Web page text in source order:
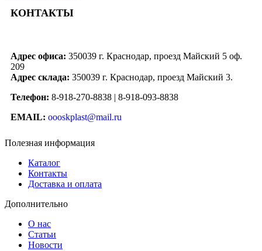
КОНТАКТЫ
Адрес офиса: 350039 г. Краснодар, проезд Майский 5 оф.
209
Адрес склада: 350039 г. Краснодар, проезд Майский 3.
Телефон: 8-918-270-8838 | 8-918-093-8838
EMAIL: oooskplast@mail.ru
Полезная информация
Каталог
Контакты
Доставка и оплата
Дополнительно
О нас
Статьи
Новости